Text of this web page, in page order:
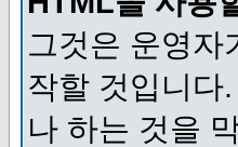
그것은 운영자
작할 것입니다
나 하는 것을